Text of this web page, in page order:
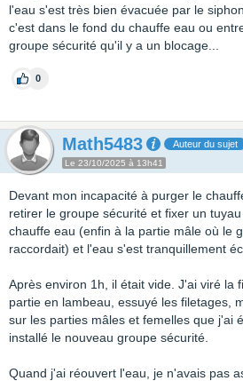
l'eau s'est très bien évacuée par le
c'est dans le fond du chauffe eau ou
groupe sécurité qu'il y a un blocage...
0
Math5483 Auteur du sujet
Le 23/10/2025 à 13h41
Devant mon incapacité à purger le
retirer le groupe sécurité et fixer un
chauffe eau (enfin à la partie mâle où le
raccordait) et l'eau s'est tranquillement
Après environ 1h, il était vide. J'ai viré la
partie en lambeau, essuyé les filetages,
sur les parties mâles et femelles que j'ai
installé le nouveau groupe sécurité.
Quand j'ai réouvert l'eau, je n'avais pas